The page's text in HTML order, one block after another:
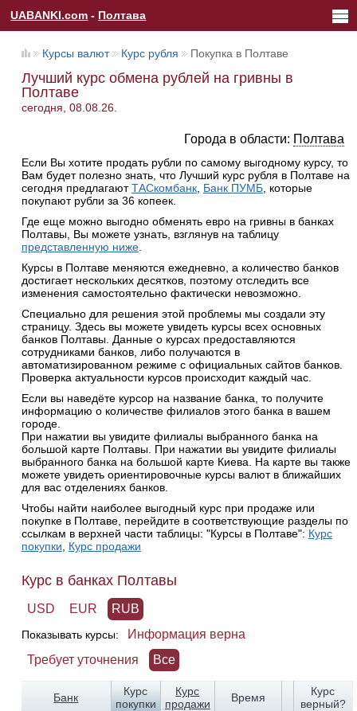
UABANKI.com - Полтава
Курсы валют Курс рубля Покупка в Полтаве
Лучший курс обмена рублей на гривны в
Полтаве
сегодня, 08.08.26.
Города в области: Полтава
Если Вы хотите продать рубли по самому выгодному курсу, то
Вам будет полезно знать, что Лучший курс рубля в Полтаве на
сегодня предлагаютТАСкомбанк, Банк ПУМБ, которые
покупают рубли за 36 копеек.
Где еще можно выгодно обменять евро на гривны в банках
Полтавы, Вы можете узнать, взглянув на таблицу
представленную ниже.
Курсы в Полтаве меняются ежедневно, а количество банков
достигает нескольких десятков, поэтому отследить все
изменения самостоятельно фактически невозможно.
Специально для решения этой проблемы мы создали эту
страницу. Здесь вы можете увидеть курсы всех основных
банков Полтавы. Данные о курсах предоставляются
сотрудниками банков, либо получаются в
автоматизированном режиме с официальных сайтов банков.
Проверка актуальности курсов происходит каждый час.
Если вы наведёте курсор на название банка, то получите
информацию о количестве филиалов этого банка в вашем
городе.
При нажатии вы увидите филиалы выбранного банка на
большой карте Полтавы. При нажатии вы увидите филиалы
выбранного банка на большой карте Киева. На карте вы также
можете увидеть ориентировочные курсы валют в ближайших
для вас отделениях банков.
Чтобы найти наиболее выгодный курс при продаже или
покупке в Полтаве, перейдите в соответствующие разделы по
ссылкам в верхней части таблицы: "Курсы в Полтаве": Курс
покупки
Курс продажи
Курс в банках Полтавы
USD EUR RUB
Показывать курсы:
Информация верна
Требует уточнения
Все
Банк
Курс
покупки
Курс
продажи
Время
Курс
верный?